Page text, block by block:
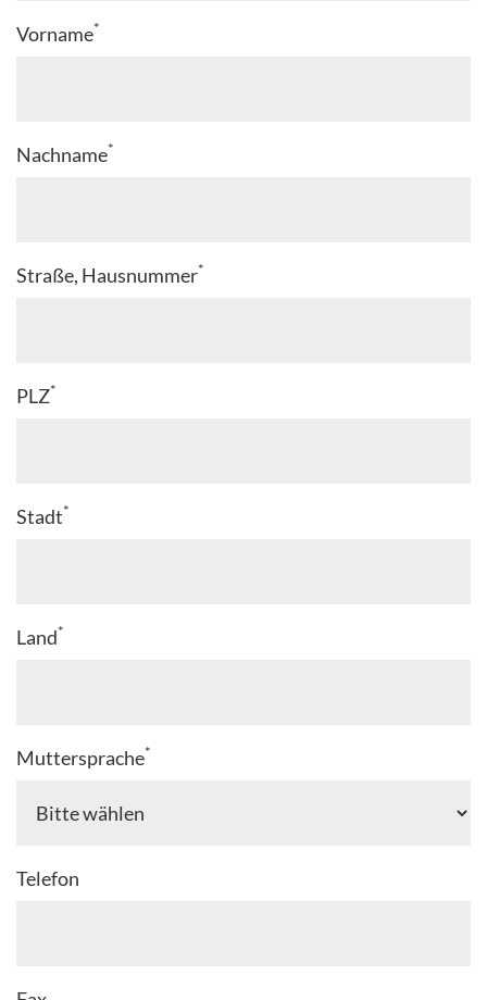
Vorname*
Nachname*
Straße, Hausnummer*
PLZ*
Stadt*
Land*
Muttersprache*
Telefon